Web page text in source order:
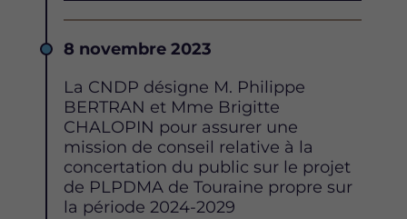
Date
8 novembre 2023
Description
La CNDP désigne M. Philippe
BERTRAN et Mme Brigitte
CHALOPIN pour assurer une
mission de conseil relative à la
concertation du public sur le projet
de PLPDMA de Touraine propre sur
la période 2024-2029